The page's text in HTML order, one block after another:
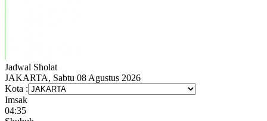
Jadwal Sholat
JAKARTA, Sabtu 08 Agustus 2026
Kota :
Imsak
04:35